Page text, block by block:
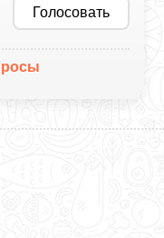
Голосовать